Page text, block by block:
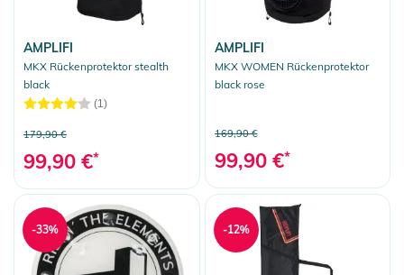
AMPLIFI
MKX Rückenprotektor stealth
black
(1)
179,90 €
99,90 €*
AMPLIFI
MKX WOMEN Rückenprotektor
black rose
169,90 €
99,90 €*
-33% -12%